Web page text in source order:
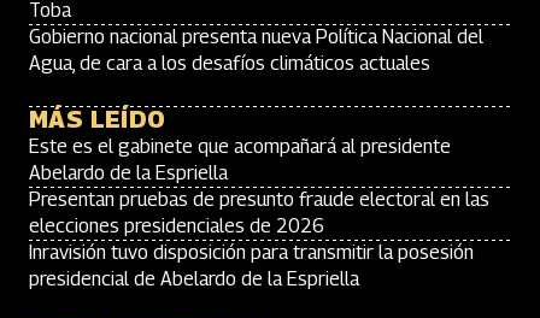
Toba
Gobierno nacional presenta nueva Política Nacional del
Agua, de cara a los desafíos climáticos actuales
MÁS LEÍDO
Este es el gabinete que acompañará al presidente
Abelardo de la Espriella
Presentan pruebas de presunto fraude electoral en las
elecciones presidenciales de 2026
Inravisión tuvo disposición para transmitir la posesión
presidencial de Abelardo de la Espriella